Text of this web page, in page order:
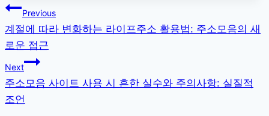
글
탐
색
Previous
계절에 따라 변화하는 라이프주소 활용법: 주소모음의 새
로운 접근
Next
주소모음 사이트 사용 시 흔한 실수와 주의사항: 실질적
조언